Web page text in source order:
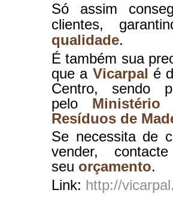
Só assim
clientes,
qualidade.
É também sua
que a Vicarpal é
Centro, sendo
pelo
Resíduos de
Se necessita de
vender,
seu orçamento.
Link: http://